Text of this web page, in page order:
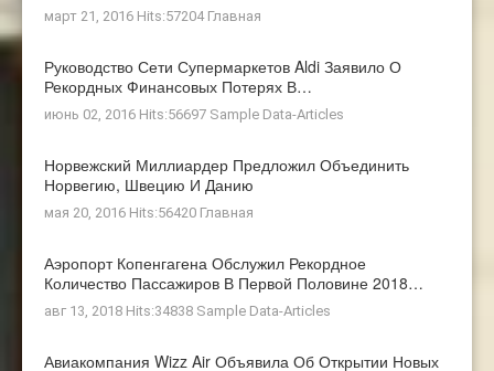
март 21, 2016 Hits:57204 Главная
Руководство Сети Супермаркетов Aldi Заявило О
Рекордных Финансовых Потерях В…
июнь 02, 2016 Hits:56697 Sample Data-Articles
Норвежский Миллиардер Предложил Объединить
Норвегию, Швецию И Данию
мая 20, 2016 Hits:56420 Главная
Аэропорт Копенгагена Обслужил Рекордное
Количество Пассажиров В Первой Половине 2018…
авг 13, 2018 Hits:34838 Sample Data-Articles
Авиакомпания Wizz Air Объявила Об Открытии Новых